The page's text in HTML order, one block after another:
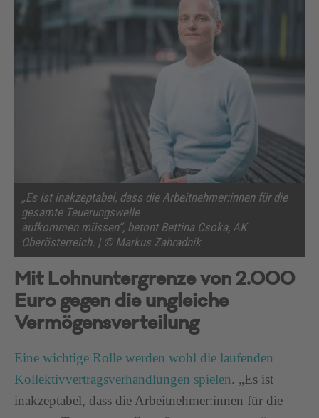
„Es ist inakzeptabel, dass die Arbeitnehmer:innen für die
gesamte Teuerungswelle
aufkommen müssen“, betont Bettina Csoka, AK
Oberösterreich. | © Markus Zahradnik
Mit Lohnuntergrenze von 2.000
Euro gegen die ungleiche
Vermögensverteilung
Eine wichtige Rolle werden wohl die laufenden
Kollektivvertragsverhandlungen spielen. „Es ist
inakzeptabel, dass die Arbeitnehmer:innen für die